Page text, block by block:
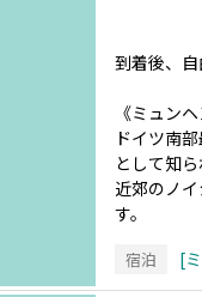
到着後、
《ミュン
ドイツ南
として知ら
近郊のノ
す。
宿泊